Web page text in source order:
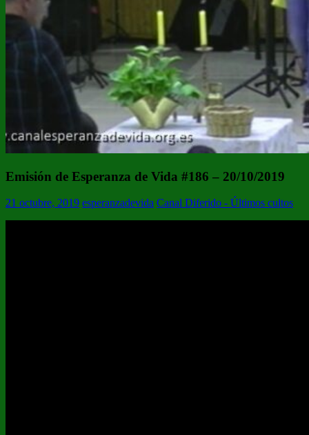
Emisión de Esperanza de Vida #186 – 20/10/2019
21 octubre, 2019 esperanzadevida Canal Diferido - Últimos cultos